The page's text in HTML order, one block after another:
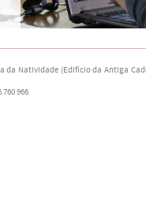
Natividade (Edifício da Antiga
966